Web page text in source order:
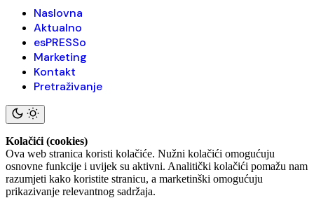
Naslovna
Aktualno
esPRESSo
Marketing
Kontakt
Pretraživanje
Kolačići (cookies)
Ova web stranica koristi kolačiće. Nužni kolačići omogućuju
osnovne funkcije i uvijek su aktivni. Analitički kolačići pomažu nam
razumjeti kako koristite stranicu, a marketinški omogućuju
prikazivanje relevantnog sadržaja.